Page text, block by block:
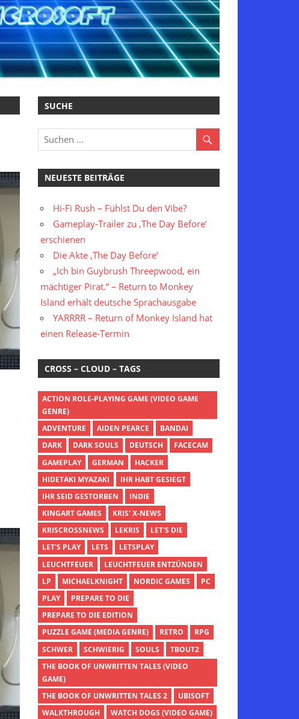
SUCHE
NEUESTE BEITRÄGE
Hi-Fi Rush – Fühlst Du den Vibe?
Gameplay-Trailer zu ‚The Day Before‘
erschienen
Die Akte ‚The Day Before‘
„Ich bin Guybrush Threepwood, ein
mächtiger Pirat.“ – Return to Monkey
Island erhält deutsche Sprachausgabe
YARRRR – Return of Monkey Island hat
einen Release-Termin
CROSS – CLOUD – TAGS
ACTION ROLE-PLAYING GAME (VIDEO GAME
GENRE)
ADVENTURE
AIDEN PEARCE
BANDAI
DARK
DARK SOULS DEUTSCH
FACECAM
GAMEPLAY
GERMAN
HACKER
HIDETAKI MYAZAKI
IHR HABT GESIEGT
IHR SEID GESTORBEN
INDIE
KINGART GAMES
KRIS' X-NEWS
KRISCROSSNEWS
LEKRIS
LET'S DIE
LET'S PLAY
LETS
LETSPLAY
LEUCHTFEUER
LEUCHTFEUER ENTZÜNDEN
LP
MICHAELKNIGHT NORDIC GAMES
PC
PLAY
PREPARE TO DIE
PREPARE TO DIE EDITION
PUZZLE GAME (MEDIA GENRE)
RETRO
RPG
SCHWER
SCHWIERIG SOULS
TBOUT2
THE BOOK OF UNWRITTEN TALES (VIDEO
GAME)
THE BOOK OF UNWRITTEN TALES 2
UBISOFT
WALKTHROUGH
WATCH DOGS (VIDEO GAME)